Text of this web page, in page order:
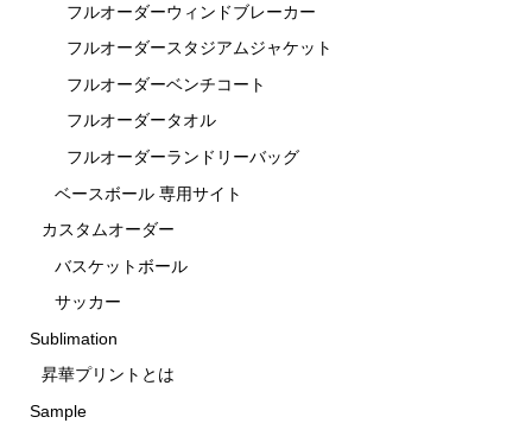
フルオーダーウィンドブレーカー
フルオーダースタジアムジャケット
フルオーダーベンチコート
フルオーダータオル
フルオーダーランドリーバッグ
ベースボール 専用サイト
カスタムオーダー
バスケットボール
サッカー
Sublimation
昇華プリントとは
Sample